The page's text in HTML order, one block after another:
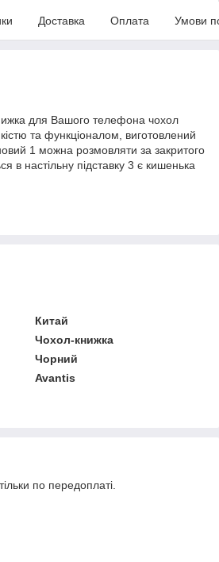
Доставка Оплата Умови
для Вашого телефона чохол
та функціоналом, виготовлений
1 можна розмовляти за закритого
в настільну підставку 3 є кишенька
Китай
Чохол-книжка
Чорний
Avantis
по передоплаті.